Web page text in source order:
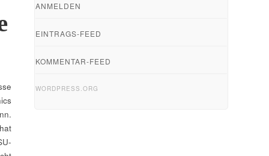
ANMELDEN
EINTRAGS-FEED
KOMMENTAR-FEED
WORDPRESS.ORG